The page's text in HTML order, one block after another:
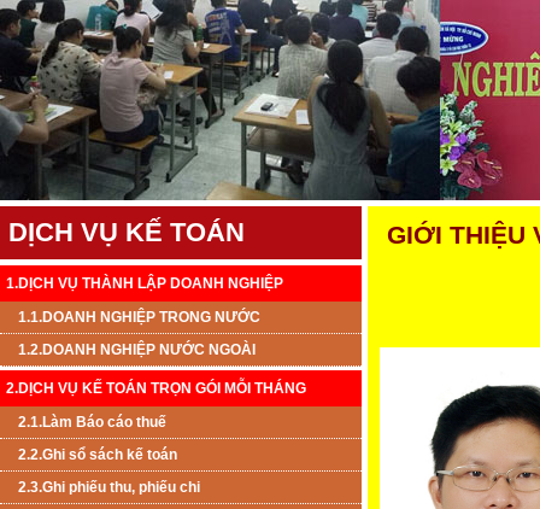
DỊCH VỤ KẾ TOÁN
1.DỊCH VỤ THÀNH LẬP DOANH NGHIỆP
1.1.DOANH NGHIỆP TRONG NƯỚC
1.2.DOANH NGHIỆP NƯỚC NGOÀI
2.DỊCH VỤ KẾ TOÁN TRỌN GÓI MỖI THÁNG
2.1.Làm Báo cáo thuế
2.2.Ghi sổ sách kế toán
2.3.Ghi phiếu thu, phiếu chi
GIỚI THIỆU